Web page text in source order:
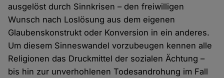
ausgelöst durch Sinnkrisen – den freiwilligen
Wunsch nach Loslösung aus dem eigenen
Glaubenskonstrukt oder Konversion in ein anderes.
Um diesem Sinneswandel vorzubeugen kennen alle
Religionen das Druckmittel der sozialen Ächtung –
bis hin zur unverhohlenen Todesandrohung im Fall